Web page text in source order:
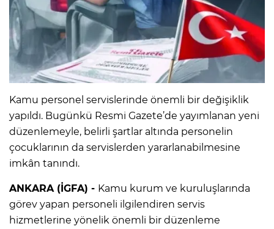
Kamu personel servislerinde önemli bir değişiklik
yapıldı. Bugünkü Resmi Gazete’de yayımlanan yeni
düzenlemeyle, belirli şartlar altında personelin
çocuklarının da servislerden yararlanabilmesine
imkân tanındı.
ANKARA (İGFA) - Kamu kurum ve kuruluşlarında
görev yapan personeli ilgilendiren servis
hizmetlerine yönelik önemli bir düzenleme